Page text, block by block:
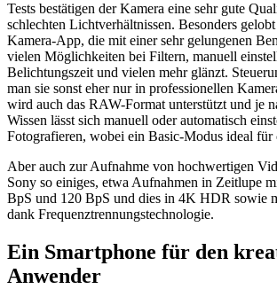
Tests bestätigen der Kamera eine sehr gute
schlechten Lichtverhältnissen. Besonders
Kamera-App, die mit einer sehr gelungenen
vielen Möglichkeiten bei Filtern, manuell
Belichtungszeit und vielen mehr glänzt.
man sie sonst eher nur in professionellen
wird auch das RAW-Format unterstützt und je
Wissen lässt sich manuell oder automatisch
Fotografieren, wobei ein Basic-Modus ideal für
Aber auch zur Aufnahme von hochwertigen
Sony so einiges, etwa Aufnahmen in Zeitlupe
BpS und 120 BpS und dies in 4K HDR sowie
dank Frequenztrennungstechnologie.
Ein Smartphone für den
Anwender